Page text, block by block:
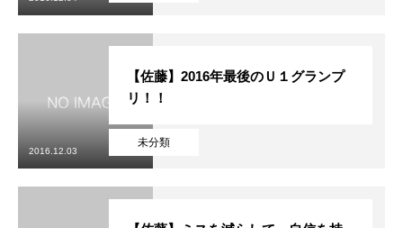
未分類
【佐藤】2016年最後のＵ１グランプ
リ！！
2016.12.03